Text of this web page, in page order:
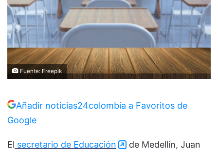
Fuente: Freepik
Añadir noticias24colombia a Favoritos de
Google
El secretario de Educación
de Medellín, Juan